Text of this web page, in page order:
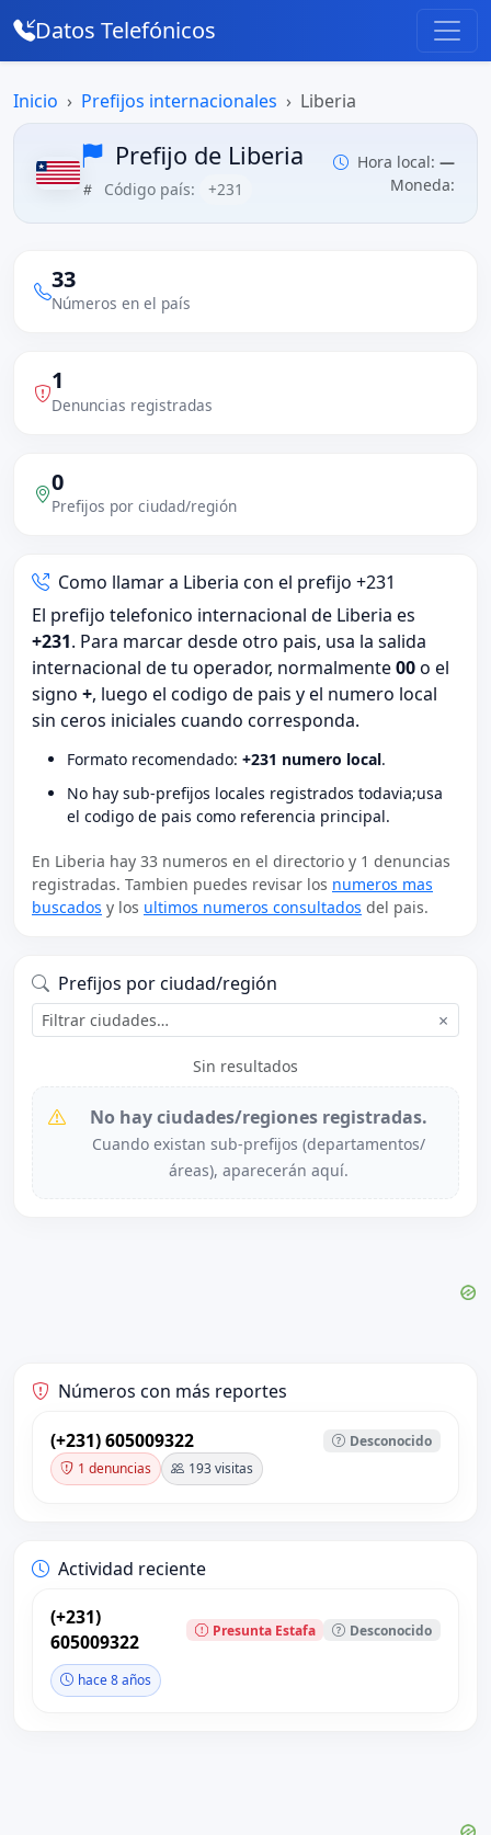
Datos Telefónicos
Inicio Prefijos internacionales Liberia
Prefijo de Liberia
Código país: +231
Hora local: —
Moneda:
33
Números en el país
1
Denuncias registradas
0
Prefijos por ciudad/región
Como llamar a Liberia con el prefijo +231
El prefijo telefonico internacional de Liberia es
+231. Para marcar desde otro pais, usa la salida
internacional de tu operador, normalmente00o el
signo +, luego el codigo de pais y el numero local
sin ceros iniciales cuando corresponda.
Formato recomendado: +231 numero local.
No hay sub-prefijos locales registrados todavia;usa
el codigo de pais como referencia principal.
En Liberia hay 33 numeros en el directorio y 1 denuncias
registradas. Tambien puedes revisar los numeros mas
buscados y los ultimos numeros consultados del pais.
Prefijos por ciudad/región
×
Sin resultados
No hay ciudades/regiones registradas.
Cuando existan sub-prefijos (departamentos/
áreas), aparecerán aquí.
Números con más reportes
(+231) 605009322
Desconocido
1 denuncias
193 visitas
Actividad reciente
(+231)
605009322
Presunta Estafa Desconocido
hace 8 años